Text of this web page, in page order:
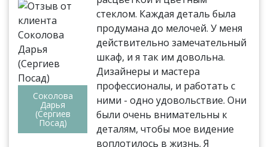
Соколова
Дарья
(Сергиев
Посад)
стеклом. Каждая деталь была
продумана до мелочей. У меня
действительно замечательный
шкаф, и я так им довольна.
Дизайнеры и мастера
профессионалы, и работать с
ними - одно удовольствие. Они
были очень внимательны к
деталям, чтобы мое видение
воплотилось в жизнь. Я